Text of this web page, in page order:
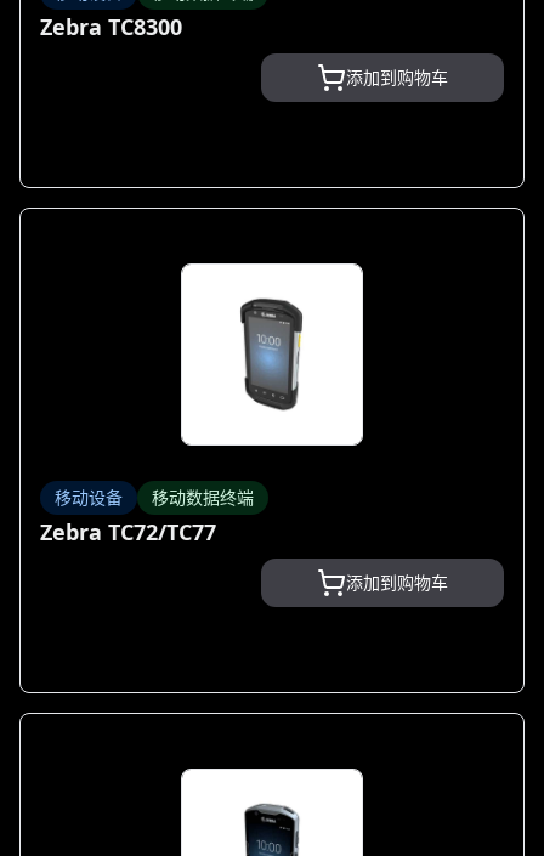
Zebra TC8300
添加到购物车
移动设备 移动数据终端
Zebra TC72/TC77
添加到购物车